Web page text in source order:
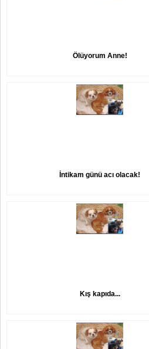
Ölüyorum Anne!
İntikam günü acı olacak!
Kış kapıda...